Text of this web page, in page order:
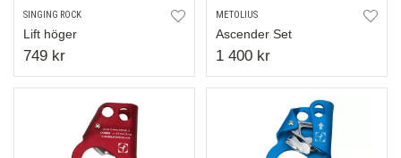
SINGING ROCK
Lift höger
749 kr
METOLIUS
Ascender Set
1 400 kr